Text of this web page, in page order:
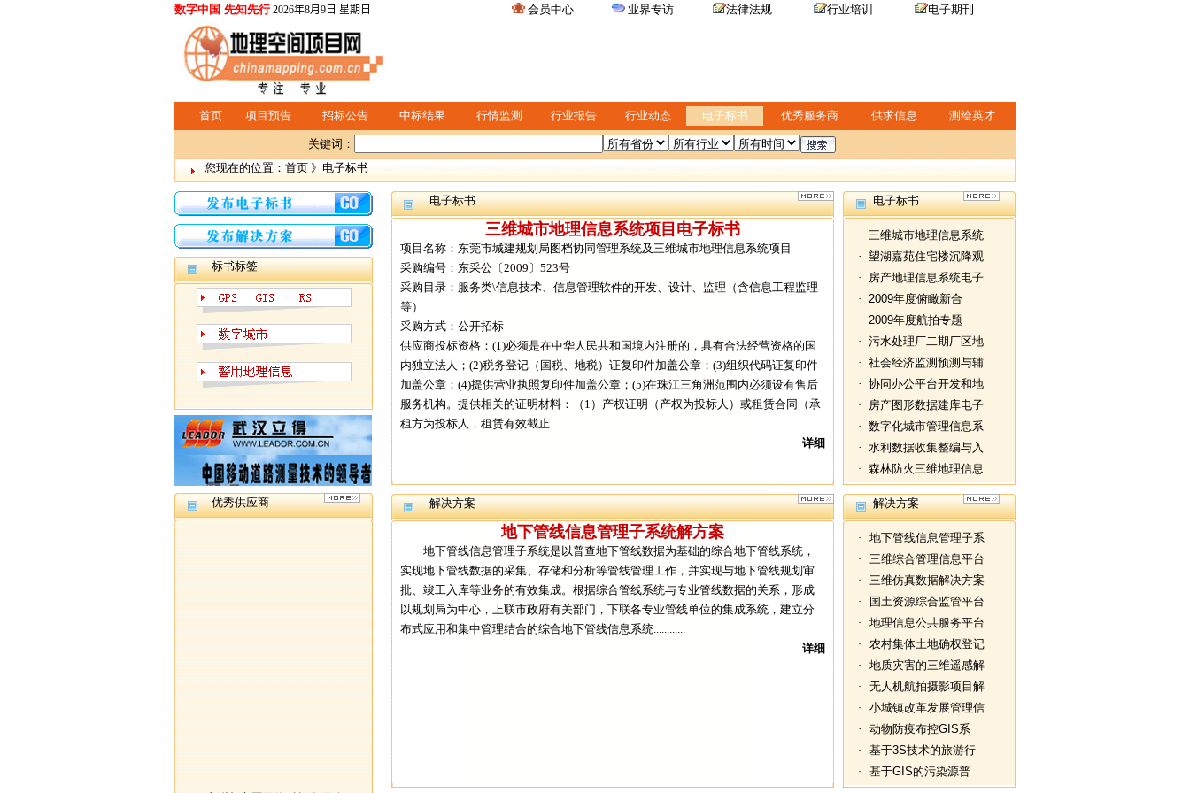
数字中国 先知先行 2026年8月9日 星期日 会员中心 业界专访 法律法规 行业培训 电子期刊
首页 项目预告 招标公告 中标结果 行情监测 行业报告 行业动态 电子标书 优秀服务商 供求信息 测绘英才
关键词：
您现在的位置：首页 》电子标书
标书标签
优秀供应商
电子标书
三维城市地理信息系统项目电子标书
项目名称：东莞市城建规划局图档协同管理系统及三维城市地理信息系统项目
采购编号：东采公〔2009〕523号
采购目录：服务类\信息技术、信息管理软件的开发、设计、监理（含信息工程监理
等）
采购方式：公开招标
供应商投标资格：(1)必须是在中华人民共和国境内注册的，具有合法经营资格的国
内独立法人；(2)税务登记（国税、地税）证复印件加盖公章；(3)组织代码证复印件
加盖公章；(4)提供营业执照复印件加盖公章；(5)在珠江三角洲范围内必须设有售后
服务机构。提供相关的证明材料：（1）产权证明（产权为投标人）或租赁合同（承
租方为投标人，租赁有效截止......
详细
解决方案
地下管线信息管理子系统解方案
地下管线信息管理子系统是以普查地下管线数据为基础的综合地下管线系统，
实现地下管线数据的采集、存储和分析等管线管理工作，并实现与地下管线规划审
批、竣工入库等业务的有效集成。根据综合管线系统与专业管线数据的关系，形成
以规划局为中心，上联市政府有关部门，下联各专业管线单位的集成系统，建立分
布式应用和集中管理结合的综合地下管线信息系统............
详细
电子标书
· 三维城市地理信息系统
· 望湖嘉苑住宅楼沉降观
·
房产地理信息系统电子
· 2009年度俯瞰新合
· 2009年度航拍专题
· 污水处理厂二期厂区地
· 社会经济监测预测与辅
· 协同办公平台开发和地
·
房产图形数据建库电子
· 数字化城市管理信息系
· 水利数据收集整编与入
· 森林防火三维地理信息
解决方案
·
地下管线信息管理子系
·
三维综合管理信息平台
·
三维仿真数据解决方案
·
国土资源综合监管平台
·
地理信息公共服务平台
·
农村集体土地确权登记
·
地质灾害的三维遥感解
·
无人机航拍摄影项目解
·
小城镇改革发展管理信
·
动物防疫布控GIS系
·
基于3S技术的旅游行
·
基于GIS的污染源普